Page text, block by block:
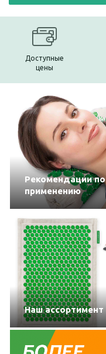
Доступные
цены
Рекомендации по
применению
Наш ассортимент